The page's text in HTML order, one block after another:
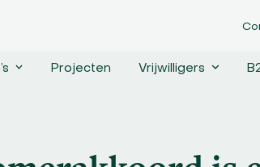
Projecten Vrijwilligers